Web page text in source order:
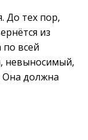
До тех пор,
из
всей
невыносимый,
Она должна